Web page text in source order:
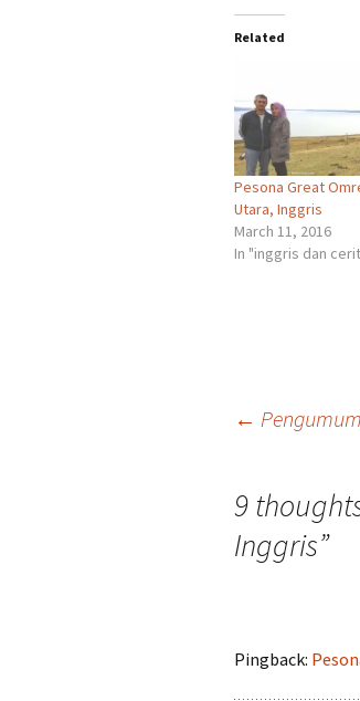
Related
Pesona Great
Utara, Inggris
March 11, 2016
In "inggris dan
navigation
←
9
Inggris”
Pingback: